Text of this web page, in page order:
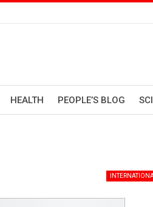
HEALTH PEOPLE’S BLOG